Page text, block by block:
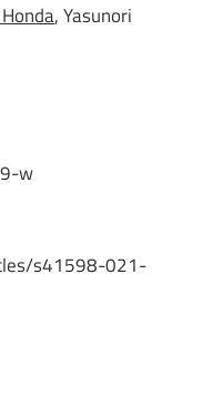
, Yasunori
w
s41598-021-